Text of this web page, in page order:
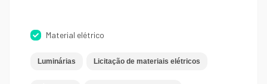
Material elétrico
Luminárias Licitação de materiais elétricos